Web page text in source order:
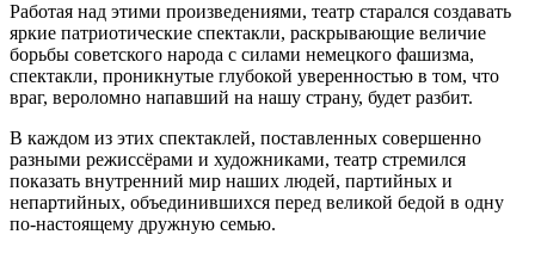
Работая над этими произведениями, театр старался создавать
яркие патриотические спектакли, раскрывающие величие
борьбы советского народа с силами немецкого фашизма,
спектакли, проникнутые глубокой уверенностью в том, что
враг, вероломно напавший на нашу страну, будет разбит.
В каждом из этих спектаклей, поставленных совершенно
разными режиссёрами и художниками, театр стремился
показать внутренний мир наших людей, партийных и
непартийных, объединившихся перед великой бедой в одну
по-настоящему дружную семью.